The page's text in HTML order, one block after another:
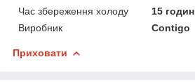
Час збереження холоду
15 годин
Виробник
Contigo
Приховати